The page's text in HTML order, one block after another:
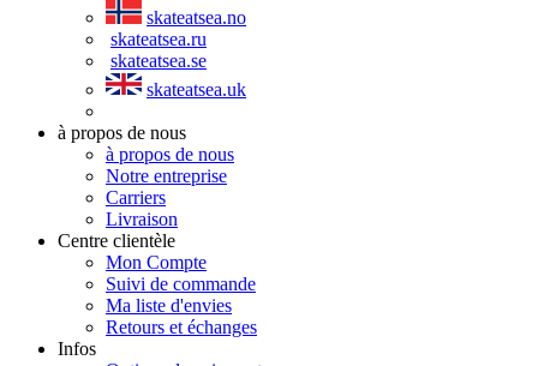
skateatsea.no
skateatsea.ru
skateatsea.se
skateatsea.uk
à propos de nous
à propos de nous
Notre entreprise
Carriers
Livraison
Centre clientèle
Mon Compte
Suivi de commande
Ma liste d'envies
Retours et échanges
Infos